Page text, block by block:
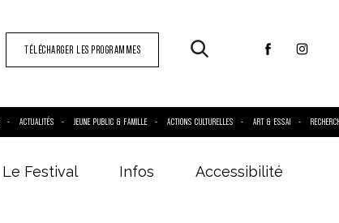
TÉLÉCHARGER LES PROGRAMMES
ACTUALITÉS JEUNE PUBLIC & FAMILLE ACTIONS CULTURELLES ART & ESSAI
Le Festival Infos Accessibilité